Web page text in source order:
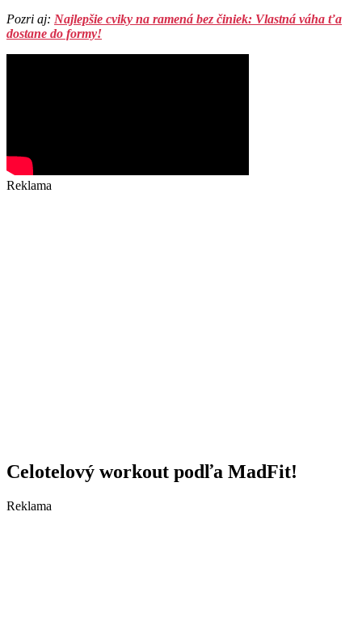
Pozri aj: Najlepšie cviky na ramená bez činiek: Vlastná váha ťa
dostane do formy!
Reklama
Celotelový workout podľa MadFit!
Reklama